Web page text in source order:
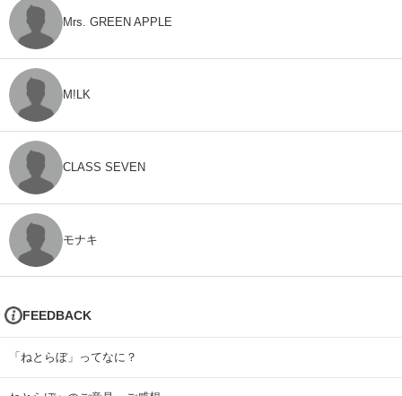
Mrs. GREEN APPLE
M!LK
CLASS SEVEN
モナキ
FEEDBACK
「ねとらぼ」ってなに？